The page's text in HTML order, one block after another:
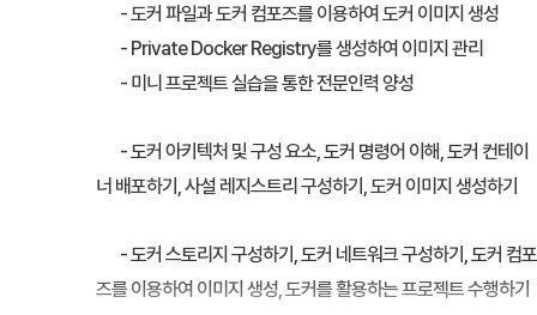
- 도커 파일과 도커 컴포즈를 이용하여 도커 이미지 생성
- Private Docker Registry를 생성하여 이미지 관리
- 미니 프로젝트 실습을 통한 전문인력 양성
- 도커 아키텍처 및 구성 요소, 도커 명령어 이해, 도커 컨테이
너 배포하기, 사설 레지스트리 구성하기, 도커 이미지 생성하기
- 도커 스토리지 구성하기, 도커 네트워크 구성하기, 도커 컴포
즈를 이용하여 이미지 생성, 도커를 활용하는 프로젝트 수행하기